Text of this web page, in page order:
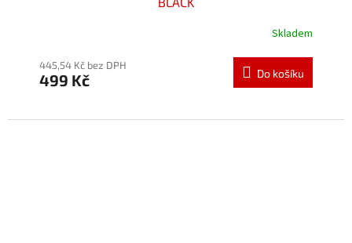
Skladem
445,54 Kč bez DPH
499 Kč Do košíku